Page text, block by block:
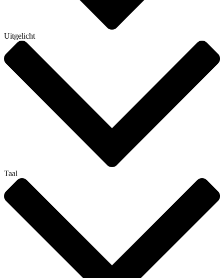
Uitgelicht
Taal